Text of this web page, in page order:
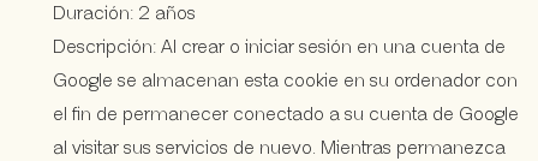
Duración: 2 años
Descripción: Al crear o iniciar sesión en una cuenta de
Google se almacenan esta cookie en su ordenador con
el fin de permanecer conectado a su cuenta de Google
al visitar sus servicios de nuevo. Mientras permanezca